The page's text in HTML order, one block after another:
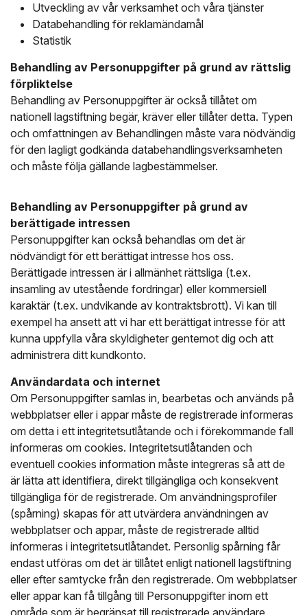
Utveckling av vår verksamhet och våra tjänster
Databehandling för reklamändamål
Statistik
Behandling av Personuppgifter på grund av rättslig
förpliktelse
Behandling av Personuppgifter är också tillåtet om
nationell lagstiftning begär, kräver eller tillåter detta. Typen
och omfattningen av Behandlingen måste vara nödvändig
för den lagligt godkända databehandlingsverksamheten
och måste följa gällande lagbestämmelser.
Behandling av Personuppgifter på grund av
berättigade intressen
Personuppgifter kan också behandlas om det är
nödvändigt för ett berättigat intresse hos oss.
Berättigade intressen är i allmänhet rättsliga (t.ex.
insamling av utestående fordringar) eller kommersiell
karaktär (t.ex. undvikande av kontraktsbrott). Vi kan till
exempel ha ansett att vi har ett berättigat intresse för att
kunna uppfylla våra skyldigheter gentemot dig och att
administrera ditt kundkonto.
Användardata och internet
Om Personuppgifter samlas in, bearbetas och används på
webbplatser eller i appar måste de registrerade informeras
om detta i ett integritetsutlåtande och i förekommande fall
informeras om cookies. Integritetsutlåtanden och
eventuell cookies information måste integreras så att de
är lätta att identifiera, direkt tillgängliga och konsekvent
tillgängliga för de registrerade. Om användningsprofiler
(spårning) skapas för att utvärdera användningen av
webbplatser och appar, måste de registrerade alltid
informeras i integritetsutlåtandet. Personlig spårning får
endast utföras om det är tillåtet enligt nationell lagstiftning
eller efter samtycke från den registrerade. Om webbplatser
eller appar kan få tillgång till Personuppgifter inom ett
område som är begränsat till registrerade användare,